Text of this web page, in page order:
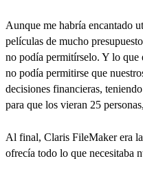
Aunque me habría encantado
películas de mucho
no podía permitírselo. Y lo que
no podía permitirse que
decisiones financieras,
para que los vieran 25
Al final, Claris FileMaker era
ofrecía todo lo que necesitaba